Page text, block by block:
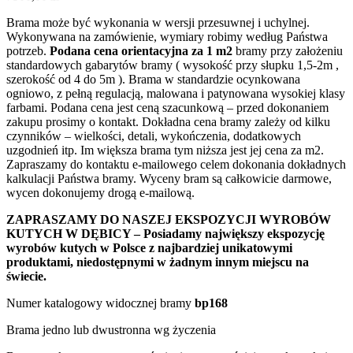
Brama może być wykonania w wersji przesuwnej i uchylnej.
Wykonywana na zamówienie, wymiary robimy według Państwa
potrzeb. Podana cena orientacyjna za 1 m2 bramy przy założeniu
standardowych gabarytów bramy ( wysokość przy słupku 1,5-2m ,
szerokość od 4 do 5m ). Brama w standardzie ocynkowana
ogniowo, z pełną regulacją, malowana i patynowana wysokiej klasy
farbami. Podana cena jest ceną szacunkową – przed dokonaniem
zakupu prosimy o kontakt. Dokładna cena bramy zależy od kilku
czynników – wielkości, detali, wykończenia, dodatkowych
uzgodnień itp. Im większa brama tym niższa jest jej cena za m2.
Zapraszamy do kontaktu e-mailowego celem dokonania dokładnych
kalkulacji Państwa bramy. Wyceny bram są całkowicie darmowe,
wycen dokonujemy drogą e-mailową.
ZAPRASZAMY DO NASZEJ EKSPOZYCJI WYROBÓW
KUTYCH W DĘBICY – Posiadamy największy ekspozycję
wyrobów kutych w Polsce z najbardziej unikatowymi
produktami, niedostępnymi w żadnym innym miejscu na
świecie.
Numer katalogowy widocznej bramy bp168
Brama jedno lub dwustronna wg życzenia